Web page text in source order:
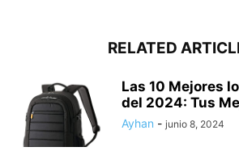
RELATED
Las 10 Mejores
del 2024: Tus
Ayhan - junio 8, 2024